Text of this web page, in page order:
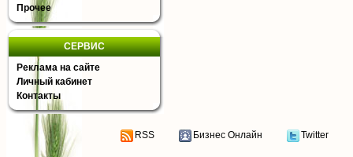
Прочее
СЕРВИС
Реклама на сайте
Личный кабинет
Контакты
RSS Бизнес Онлайн Twitter